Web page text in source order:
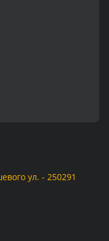
ул. - 250291